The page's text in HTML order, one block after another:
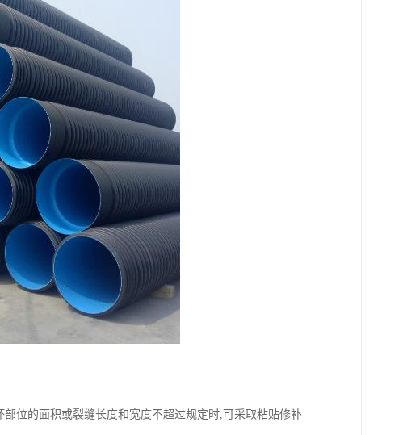
位的面积或裂缝长度和宽度不超过规定时,可采取粘贴修补